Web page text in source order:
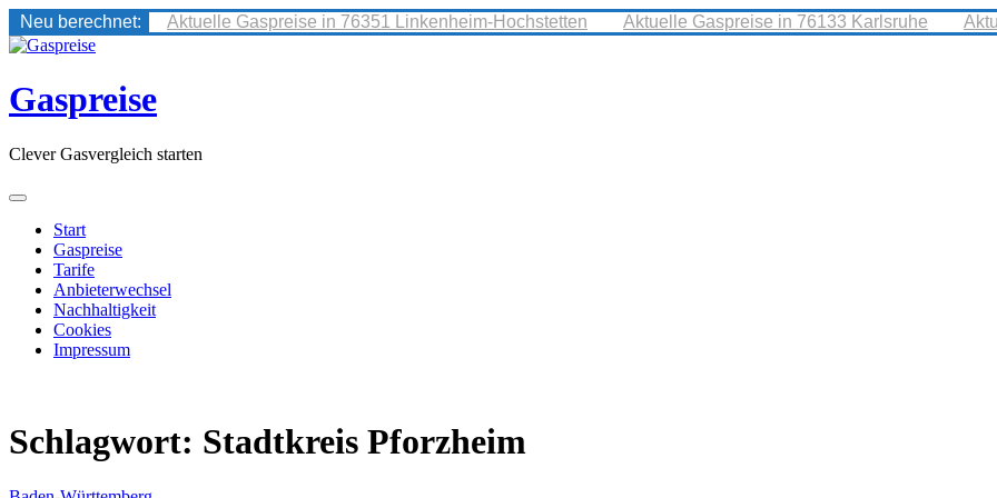
Neu berechnet: Aktuelle Gaspreise in 76351 Linkenheim-Hochstetten Aktuelle Gaspreise in 76133 Karlsruhe
Skip
content
Gaspreise
Clever Gasvergleich starten
Start
Gaspreise
Tarife
Anbieterwechsel
Nachhaltigkeit
Cookies
Impressum
Schlagwort: Stadtkreis Pforzheim